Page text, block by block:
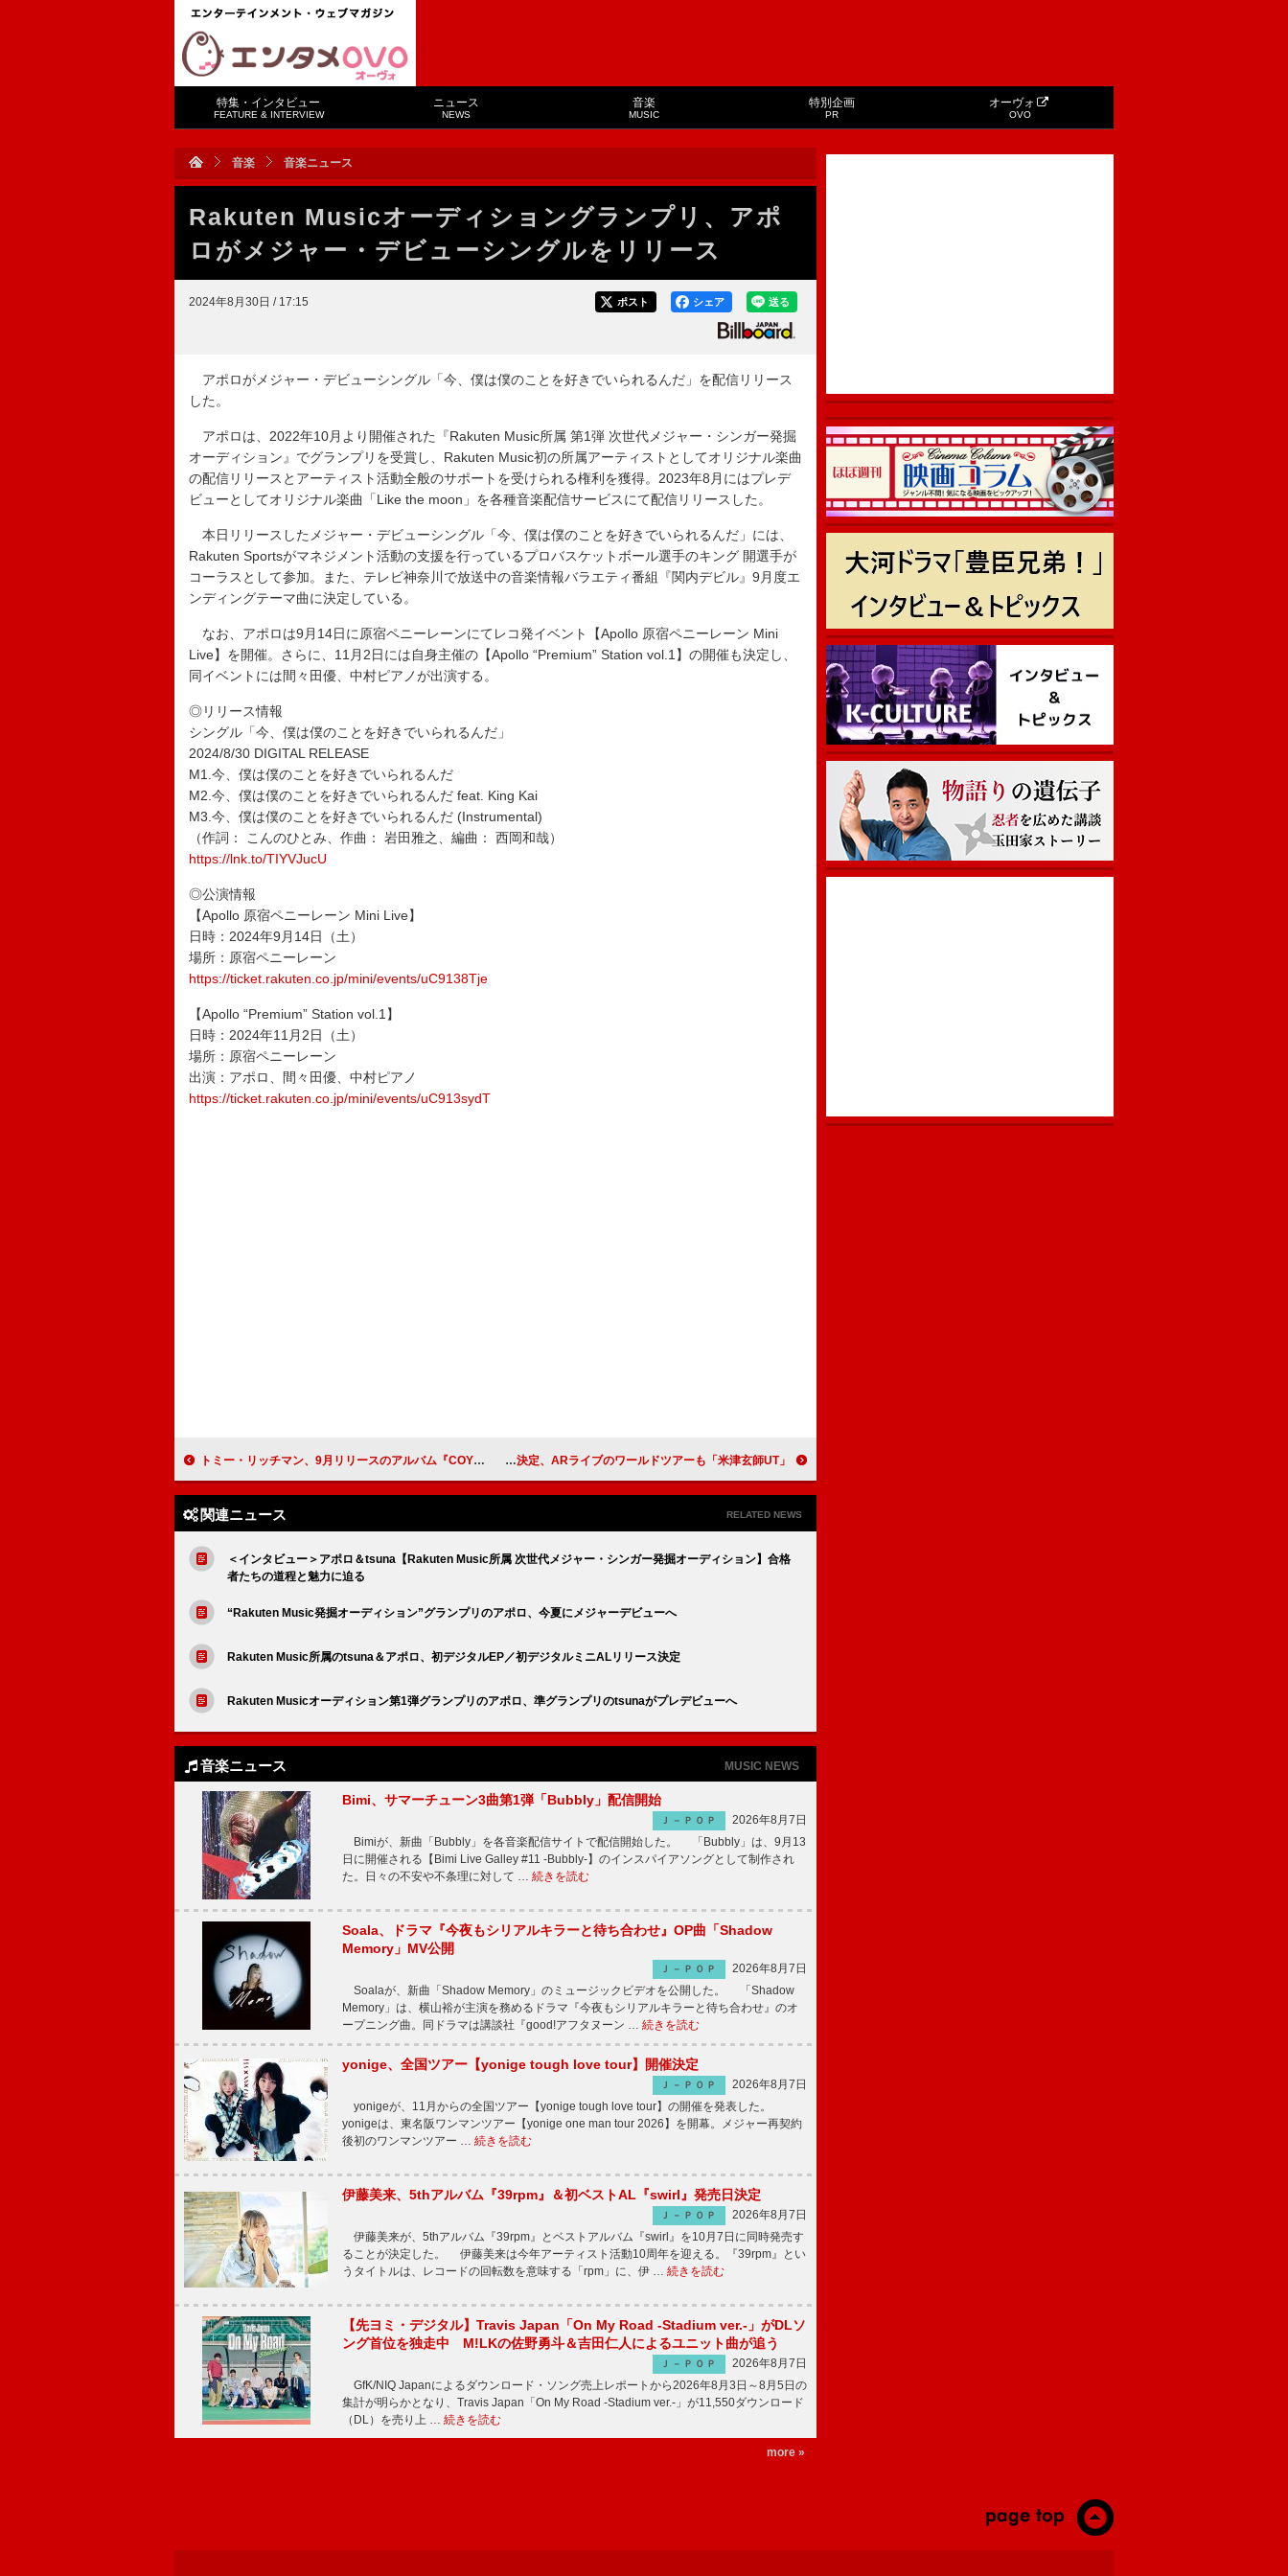
特集・インタビュー
FEATURE & INTERVIEW
ニュース
NEWS
音楽
MUSIC
特別企画
PR
オーヴォ
OVO
音楽 音楽ニュース
Rakuten Musicオーディショングランプリ、アポ
ロがメジャー・デビューシングルをリリース
2024年8月30日 / 17:15 送る
シェア
ポスト
アポロがメジャー・デビューシングル「今、僕は僕のことを好きでいられるんだ」を配信リリース
した。
アポロは、2022年10月より開催された『Rakuten Music所属 第1弾 次世代メジャー・シンガー発掘
オーディション』でグランプリを受賞し、Rakuten Music初の所属アーティストとしてオリジナル楽曲
の配信リリースとアーティスト活動全般のサポートを受けられる権利を獲得。2023年8月にはプレデ
ビューとしてオリジナル楽曲「Like the moon」を各種音楽配信サービスにて配信リリースした。
本日リリースしたメジャー・デビューシングル「今、僕は僕のことを好きでいられるんだ」には、
Rakuten Sportsがマネジメント活動の支援を行っているプロバスケットボール選手のキング 開選手が
コーラスとして参加。また、テレビ神奈川で放送中の音楽情報バラエティ番組『関内デビル』9月度エ
ンディングテーマ曲に決定している。
なお、アポロは9月14日に原宿ペニーレーンにてレコ発イベント【Apollo 原宿ペニーレーン Mini
Live】を開催。さらに、11月2日には自身主催の【Apollo “Premium” Station vol.1】の開催も決定し、
同イベントには間々田優、中村ピアノが出演する。
◎リリース情報
シングル「今、僕は僕のことを好きでいられるんだ」
2024/8/30 DIGITAL RELEASE
M1.今、僕は僕のことを好きでいられるんだ
M2.今、僕は僕のことを好きでいられるんだ feat. King Kai
M3.今、僕は僕のことを好きでいられるんだ (Instrumental)
（作詞： こんのひとみ、作曲： 岩田雅之、編曲： 西岡和哉）
https://lnk.to/TIYVJucU
◎公演情報
【Apollo 原宿ペニーレーン Mini Live】
日時：2024年9月14日（土）
場所：原宿ペニーレーン
https://ticket.rakuten.co.jp/mini/events/uC9138Tje
【Apollo “Premium” Station vol.1】
日時：2024年11月2日（土）
場所：原宿ペニーレーン
出演：アポロ、間々田優、中村ピアノ
https://ticket.rakuten.co.jp/mini/events/uC913sydT
トミー・リッチマン、9月リリースのアルバム『COYOTE』から新シングル公開 「米津玄師UT」全世界発売日決定、ARライブのワールドツアーも
関連ニュース RELATED NEWS
＜インタビュー＞アポロ＆tsuna【Rakuten Music所属 次世代メジャー・シンガー発掘オーディション】合格
者たちの道程と魅力に迫る
“Rakuten Music発掘オーディション”グランプリのアポロ、今夏にメジャーデビューへ
Rakuten Music所属のtsuna＆アポロ、初デジタルEP／初デジタルミニALリリース決定
Rakuten Musicオーディション第1弾グランプリのアポロ、準グランプリのtsunaがプレデビューへ
音楽ニュース MUSIC NEWS
Bimi、サマーチューン3曲第1弾「Bubbly」配信開始
Ｊ－ＰＯＰ
2026年8月7日
Bimiが、新曲「Bubbly」を各音楽配信サイトで配信開始した。 「Bubbly」は、9月13
日に開催される【Bimi Live Galley #11 -Bubbly-】のインスパイアソングとして制作され
た。日々の不安や不条理に対して … 続きを読む
Soala、ドラマ『今夜もシリアルキラーと待ち合わせ』OP曲「Shadow
Memory」MV公開
Ｊ－ＰＯＰ
2026年8月7日
Soalaが、新曲「Shadow Memory」のミュージックビデオを公開した。 「Shadow
Memory」は、横山裕が主演を務めるドラマ『今夜もシリアルキラーと待ち合わせ』のオ
ープニング曲。同ドラマは講談社『good!アフタヌーン … 続きを読む
yonige、全国ツアー【yonige tough love tour】開催決定
Ｊ－ＰＯＰ
2026年8月7日
yonigeが、11月からの全国ツアー【yonige tough love tour】の開催を発表した。
yonigeは、東名阪ワンマンツアー【yonige one man tour 2026】を開幕。メジャー再契約
後初のワンマンツアー … 続きを読む
伊藤美来、5thアルバム『39rpm』＆初ベストAL『swirl』発売日決定
Ｊ－ＰＯＰ
2026年8月7日
伊藤美来が、5thアルバム『39rpm』とベストアルバム『swirl』を10月7日に同時発売す
ることが決定した。 伊藤美来は今年アーティスト活動10周年を迎える。『39rpm』とい
うタイトルは、レコードの回転数を意味する「rpm」に、伊 … 続きを読む
【先ヨミ・デジタル】Travis Japan「On My Road -Stadium ver.-」がDLソ
ング首位を独走中 M!LKの佐野勇斗＆吉田仁人によるユニット曲が追う
Ｊ－ＰＯＰ
2026年8月7日
GfK/NIQ Japanによるダウンロード・ソング売上レポートから2026年8月3日～8月5日の
集計が明らかとなり、Travis Japan「On My Road -Stadium ver.-」が11,550ダウンロード
（DL）を売り上 … 続きを読む
more »